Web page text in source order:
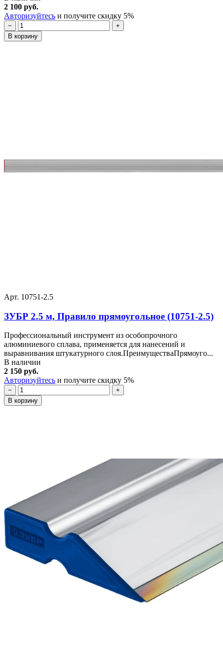
2 100 руб.
Авторизуйтесь и получите скидку 5%
−
+
В корзину
Арт. 10751-2.5
ЗУБР 2.5 м, Правило прямоугольное (10751-2.5)
Профессиональный инструмент из особопрочного
алюминиевого сплава, применяется для нанесений и
выравнивания штукатурного слоя.ПреимуществаПрямоуго...
В наличии
2 150 руб.
Авторизуйтесь и получите скидку 5%
−
+
В корзину